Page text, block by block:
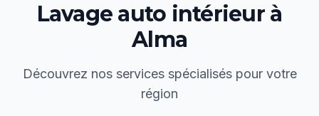
Lavage auto intérieurà
Alma
Découvrez nos services spécialisés pour votre
région